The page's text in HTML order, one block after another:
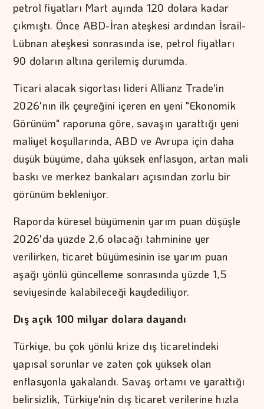
petrol fiyatları Mart ayında 120 dolara kadar
çıkmıştı. Önce ABD-İran ateşkesi ardından İsrail-
Lübnan ateşkesi sonrasında ise, petrol fiyatları
90 doların altına gerilemiş durumda.
Ticari alacak sigortası lideri Allianz Trade'in
2026'nın ilk çeyreğini içeren en yeni "Ekonomik
Görünüm" raporuna göre, savaşın yarattığı yeni
maliyet koşullarında, ABD ve Avrupa için daha
düşük büyüme, daha yüksek enflasyon, artan mali
baskı ve merkez bankaları açısından zorlu bir
görünüm bekleniyor.
Raporda küresel büyümenin yarım puan düşüşle
2026'da yüzde 2,6 olacağı tahminine yer
verilirken, ticaret büyümesinin ise yarım puan
aşağı yönlü güncelleme sonrasında yüzde 1,5
seviyesinde kalabileceği kaydediliyor.
Dış açık 100 milyar dolara dayandı
Türkiye, bu çok yönlü krize dış ticaretindeki
yapısal sorunlar ve zaten çok yüksek olan
enflasyonla yakalandı. Savaş ortamı ve yarattığı
belirsizlik, Türkiye'nin dış ticaret verilerine hızla